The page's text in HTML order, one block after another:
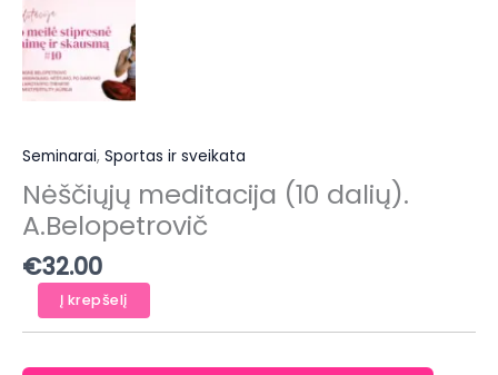
Seminarai, Sportas ir sveikata
Nėščiųjų meditacija (10 dalių).
A.Belopetrovič
€32.00
produkto
kiekis:
Nėščiųjų
meditacija
Į krepšelį